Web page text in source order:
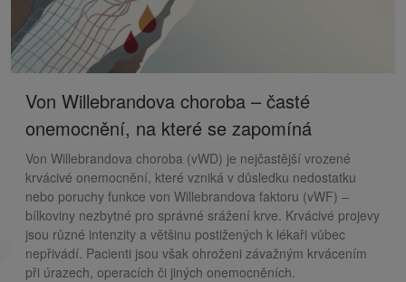
Von Willebrandova choroba – časté
onemocnění, na které se zapomíná
Von Willebrandova choroba (vWD) je nejčastější vrozené
krvácivé onemocnění, které vzniká v důsledku nedostatku
nebo poruchy funkce von Willebrandova faktoru (vWF) –
bílkoviny nezbytné pro správné srážení krve. Krvácivé projevy
jsou různé intenzity a většinu postižených k lékaři vůbec
nepřivádí. Pacienti jsou však ohroženi závažným krvácením
při úrazech, operacích či jiných onemocněních.